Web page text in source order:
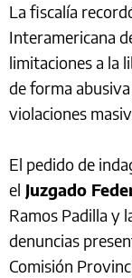
La fiscalía
Interamericana
limitaciones a la
de forma
violaciones
El pedido de
el Juzgado
Ramos Padilla y
denuncias
Comisión